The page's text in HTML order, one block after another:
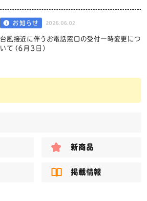
お知らせ 2026.06.02
台風接近に伴うお電話窓口の受付一時変更につ
いて（6月3日）
新商品
掲載情報